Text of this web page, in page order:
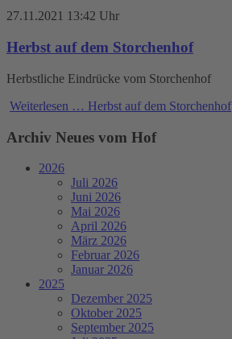
27.11.2021 13:42 Uhr
Herbst auf dem Storchenhof
Herbstliche Eindrücke vom Storchenhof
Weiterlesen … Herbst auf dem Storchenhof
Archiv Neues vom Hof
2026
Juli 2026
Juni 2026
Mai 2026
April 2026
März 2026
Februar 2026
Januar 2026
2025
Dezember 2025
Oktober 2025
September 2025